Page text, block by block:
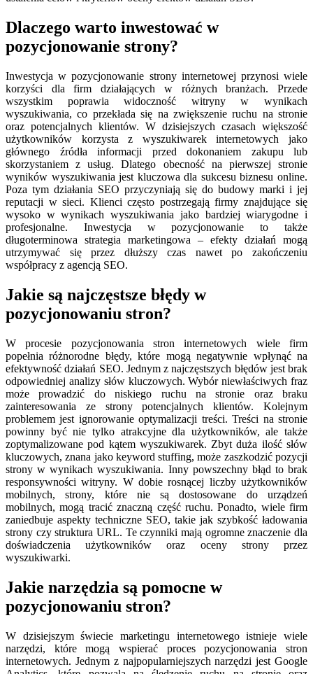
Dlaczego warto inwestować w
pozycjonowanie strony?
Inwestycja w pozycjonowanie strony internetowej przynosi wiele
korzyści dla firm działających w różnych branżach. Przede
wszystkim poprawia widoczność witryny w wynikach
wyszukiwania, co przekłada się na zwiększenie ruchu na stronie
oraz potencjalnych klientów. W dzisiejszych czasach większość
użytkowników korzysta z wyszukiwarek internetowych jako
głównego źródła informacji przed dokonaniem zakupu lub
skorzystaniem z usług. Dlatego obecność na pierwszej stronie
wyników wyszukiwania jest kluczowa dla sukcesu biznesu online.
Poza tym działania SEO przyczyniają się do budowy marki i jej
reputacji w sieci. Klienci często postrzegają firmy znajdujące się
wysoko w wynikach wyszukiwania jako bardziej wiarygodne i
profesjonalne. Inwestycja w pozycjonowanie to także
długoterminowa strategia marketingowa – efekty działań mogą
utrzymywać się przez dłuższy czas nawet po zakończeniu
współpracy z agencją SEO.
Jakie są najczęstsze błędy w
pozycjonowaniu stron?
W procesie pozycjonowania stron internetowych wiele firm
popełnia różnorodne błędy, które mogą negatywnie wpłynąć na
efektywność działań SEO. Jednym z najczęstszych błędów jest brak
odpowiedniej analizy słów kluczowych. Wybór niewłaściwych fraz
może prowadzić do niskiego ruchu na stronie oraz braku
zainteresowania ze strony potencjalnych klientów. Kolejnym
problemem jest ignorowanie optymalizacji treści. Treści na stronie
powinny być nie tylko atrakcyjne dla użytkowników, ale także
zoptymalizowane pod kątem wyszukiwarek. Zbyt duża ilość słów
kluczowych, znana jako keyword stuffing, może zaszkodzić pozycji
strony w wynikach wyszukiwania. Inny powszechny błąd to brak
responsywności witryny. W dobie rosnącej liczby użytkowników
mobilnych, strony, które nie są dostosowane do urządzeń
mobilnych, mogą tracić znaczną część ruchu. Ponadto, wiele firm
zaniedbuje aspekty techniczne SEO, takie jak szybkość ładowania
strony czy struktura URL. Te czynniki mają ogromne znaczenie dla
doświadczenia użytkowników oraz oceny strony przez
wyszukiwarki.
Jakie narzędzia są pomocne w
pozycjonowaniu stron?
W dzisiejszym świecie marketingu internetowego istnieje wiele
narzędzi, które mogą wspierać proces pozycjonowania stron
internetowych. Jednym z najpopularniejszych narzędzi jest Google